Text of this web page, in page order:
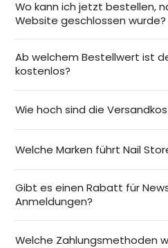
Wo kann ich jetzt bestellen,
Website geschlossen wurde?
Ab welchem Bestellwert ist
kostenlos?
Wie hoch sind die
Welche Marken führt Nail
Gibt es einen Rabatt für
Anmeldungen?
Welche Zahlungsmethoden